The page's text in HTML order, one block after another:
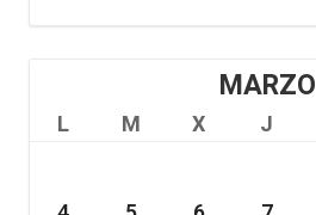
MARZO
L M X J